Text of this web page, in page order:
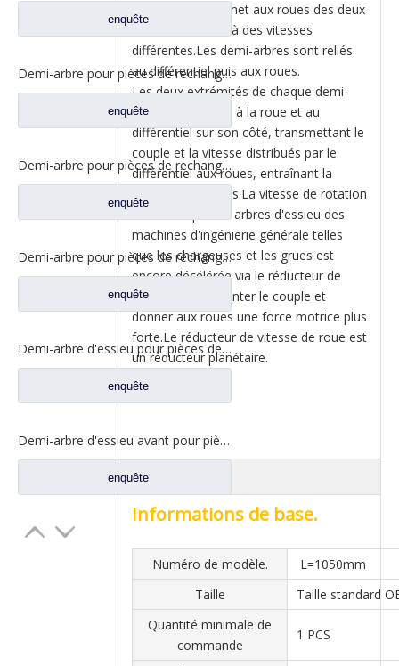
enquête
Demi-arbre pour pièces de rechange de véhicules agricoles HG1050B 19 dents L=870MM
enquête
Demi-arbre pour pièces de rechange de véhicules agricoles HG1050B
enquête
Demi-arbre pour pièces de rechange de machines agricoles CD1080-1
enquête
Demi-arbre d'essieu pour pièces de rechange de machines agricoles CD1014
enquête
Demi-arbre d'essieu avant pour pièces de rechange de machines de construction
enquête
dispositif qui permet aux roues des deux
côtés de tourner à des vitesses
différentes.Les demi-arbres sont reliés
au différentiel puis aux roues.
Les deux extrémités de chaque demi-
arbre sont reliées à la roue et au
différentiel sur son côté, transmettant le
couple et la vitesse distribués par le
différentiel aux roues, entraînant la
rotation des roues.La vitesse de rotation
transmise par les arbres d'essieu des
machines d'ingénierie générale telles
que les chargeuses et les grues est
encore décélérée via le réducteur de
roue pour augmenter le couple et
donner aux roues une force motrice plus
forte.Le réducteur de vitesse de roue est
un réducteur planétaire.
Aperçu
Informations de base.
Numéro de modèle.
L=1050mm
Taille
Taille standard
Quantité minimale de
commande
1 PCS